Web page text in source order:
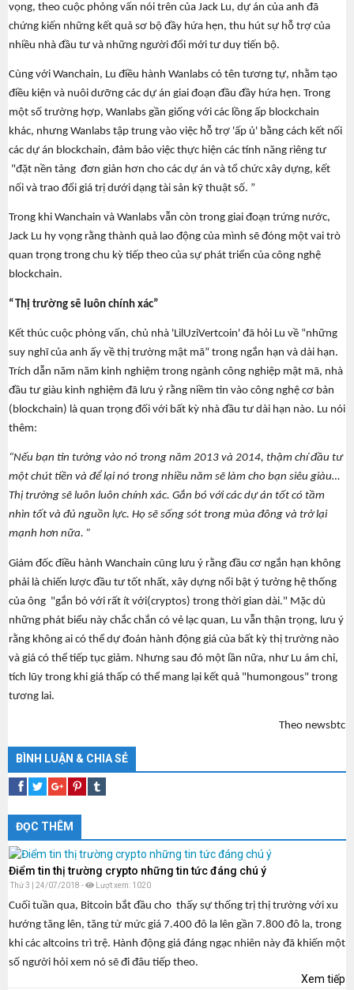
vọng, theo cuộc phỏng vấn nói trên của Jack Lu, dự án của anh đã
chứng kiến ​​những kết quả sơ bộ đầy hứa hẹn, thu hút sự hỗ trợ của
nhiều nhà đầu tư và những người đổi mới tư duy tiến bộ.
Cùng với Wanchain, Lu điều hành Wanlabs có tên tương tự, nhằm tạo
điều kiện và nuôi dưỡng các dự án giai đoạn đầu đầy hứa hẹn. Trong
một số trường hợp, Wanlabs gần giống với các lồng ấp blockchain
khác, nhưng Wanlabs tập trung vào việc hỗ trợ 'ấp ủ' bằng cách kết nối
các dự án blockchain, đảm bảo việc thực hiện các tính năng riêng tư
"đặt nền tảng đơn giản hơn cho các dự án và tổ chức xây dựng, kết
nối và trao đổi giá trị dưới dạng tài sản kỹ thuật số. ”
Trong khi Wanchain và Wanlabs vẫn còn trong giai đoạn trứng nước,
Jack Lu hy vọng rằng thành quả lao động của mình sẽ đóng một vai trò
quan trọng trong chu kỳ tiếp theo của sự phát triển của công nghệ
blockchain.
“Thị trường sẽ luôn chính xác”
Kết thúc cuộc phỏng vấn, chủ nhà 'LilUziVertcoin' đã hỏi Lu về “những
suy nghĩ của anh ấy về thị trường mật mã” trong ngắn hạn và dài hạn.
Trích dẫn năm năm kinh nghiệm trong ngành công nghiệp mật mã, nhà
đầu tư giàu kinh nghiệm đã lưu ý rằng niềm tin vào công nghệ cơ bản
(blockchain) là quan trọng đối với bất kỳ nhà đầu tư dài hạn nào. Lu nói
thêm:
“Nếu bạn tin tưởng vào nó trong năm 2013 và 2014, thậm chí đầu tư
một chút tiền và để lại nó trong nhiều năm sẽ làm cho bạn siêu giàu…
Thị trường sẽ luôn luôn chính xác. Gắn bó với các dự án tốt có tầm
nhìn tốt và đủ nguồn lực. Họ sẽ sống sót trong mùa đông và trở lại
mạnh hơn nữa. ”
Giám đốc điều hành Wanchain cũng lưu ý rằng đầu cơ ngắn hạn không
phải là chiến lược đầu tư tốt nhất, xây dựng nổi bật ý tưởng hệ thống
của ông "gắn bó với rất ít với(cryptos) trong thời gian dài." Mặc dù
những phát biểu này chắc chắn có vẻ lạc quan, Lu vẫn thận trọng, lưu ý
rằng không ai có thể dự đoán hành động giá của bất kỳ thị trường nào
và giá có thể tiếp tục giảm. Nhưng sau đó một lần nữa, như Lu ám chỉ,
tích lũy trong khi giá thấp có thể mang lại kết quả "humongous" trong
tương lai.
Theo newsbtc
BÌNH LUẬN & CHIA SẺ
ĐỌC THÊM
Điểm tin thị trường crypto những tin tức đáng chú ý
Thứ 3 | 24/07/2018 - Lượt xem: 1020
Cuối tuần qua, Bitcoin bắt đầu cho thấy sự thống trị thị trường với xu
hướng tăng lên, tăng từ mức giá 7.400 đô la lên gần 7.800 đô la, trong
khi các altcoins trì trệ. Hành động giá đáng ngạc nhiên này đã khiến một
số người hỏi xem nó sẽ đi đâu tiếp theo.
Xem tiếp